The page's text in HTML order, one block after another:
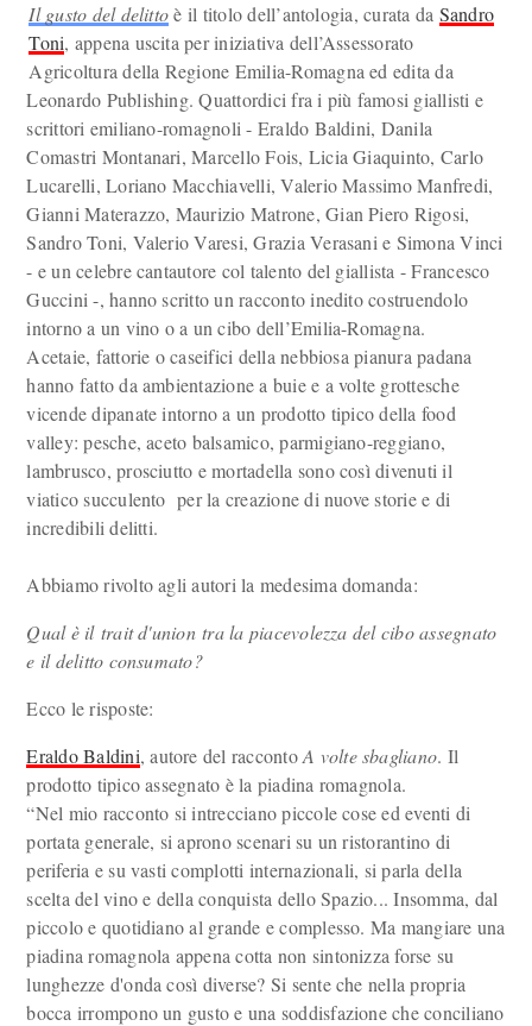
Il gusto del delittoè il titolo dell’antologia, curata da Sandro
Toni, appena uscita per iniziativa dell’Assessorato
Agricoltura della Regione Emilia-Romagna ed edita da
Leonardo Publishing. Quattordici fra i più famosi giallisti e
scrittori emiliano-romagnoli - Eraldo Baldini, Danila
Comastri Montanari, Marcello Fois, Licia Giaquinto, Carlo
Lucarelli, Loriano Macchiavelli, Valerio Massimo Manfredi,
Gianni Materazzo, Maurizio Matrone, Gian Piero Rigosi,
Sandro Toni, Valerio Varesi, Grazia Verasani e Simona Vinci
- e un celebre cantautore col talento del giallista - Francesco
Guccini -, hanno scritto un racconto inedito costruendolo
intorno a un vino o a un cibo dell’Emilia-Romagna.
Acetaie, fattorie o caseifici della nebbiosa pianura padana
hanno fatto da ambientazione a buie e a volte grottesche
vicende dipanate intorno a un prodotto tipico della food
valley: pesche, aceto balsamico, parmigiano-reggiano,
lambrusco, prosciutto e mortadella sono così divenuti il
viatico succulento per la creazione di nuove storie e di
incredibili delitti.
Abbiamo rivolto agli autori la medesima domanda:
Qual è il trait d'union tra la piacevolezza del cibo assegnato
e il delitto consumato?
Ecco le risposte:
Eraldo Baldini, autore del raccontoA volte sbagliano. Il
prodotto tipico assegnato è la piadina romagnola.
“Nel mio racconto si intrecciano piccole cose ed eventi di
portata generale, si aprono scenari su un ristorantino di
periferia e su vasti complotti internazionali, si parla della
scelta del vino e della conquista dello Spazio... Insomma, dal
piccolo e quotidiano al grande e complesso. Ma mangiare una
piadina romagnola appena cotta non sintonizza forse su
lunghezze d'onda così diverse? Si sente che nella propria
bocca irrompono un gusto e una soddisfazione che conciliano